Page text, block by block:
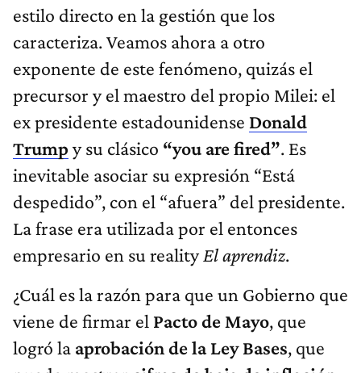
estilo directo en la gestión que los
caracteriza. Veamos ahora a otro
exponente de este fenómeno, quizás el
precursor y el maestro del propio Milei: el
ex presidente estadounidense Donald
Trump y su clásico “you are fired”. Es
inevitable asociar su expresión “Está
despedido”, con el “afuera” del presidente.
La frase era utilizada por el entonces
empresario en su realityEl aprendiz.
¿Cuál es la razón para que un Gobierno que
viene de firmar el Pacto de Mayo, que
logró la aprobación de la Ley Bases, que